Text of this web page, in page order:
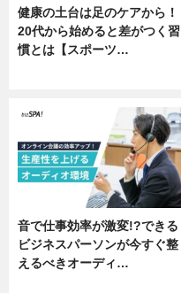
健康の土台は足のケアから！
20代から始めると差がつく習
慣とは【スポーツ…
音で仕事効率が激変!?できる
ビジネスパーソンが今すぐ整
えるべきオーディ…